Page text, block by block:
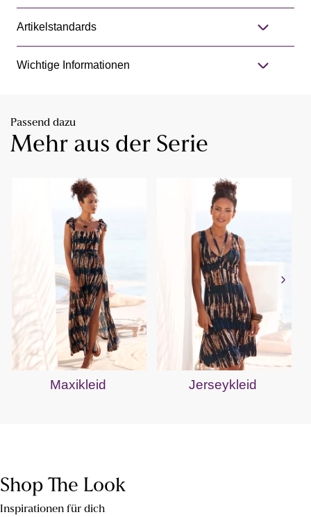
Artikelstandards
Wichtige Informationen
Passend dazu
Mehr aus der Serie
Maxikleid Jerseykleid
Shop The Look
Inspirationen für dich